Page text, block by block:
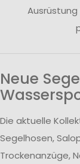
Neue
Die aktuelle
Segelhosen,
Trockenanzüge,